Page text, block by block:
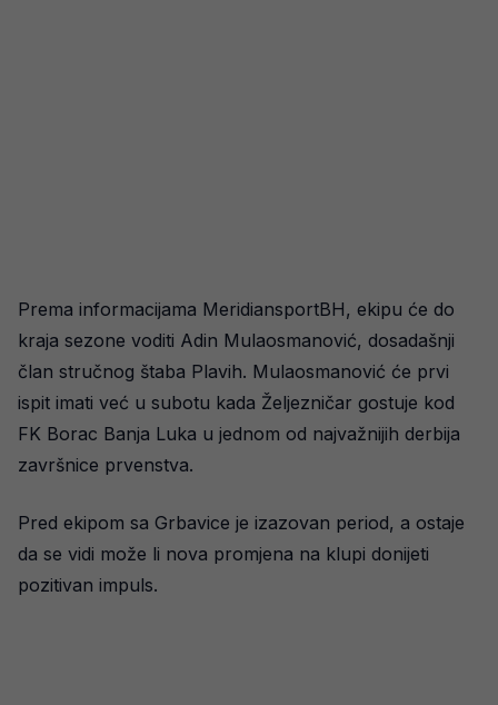
Prema informacijama MeridiansportBH, ekipu će do
kraja sezone voditi Adin Mulaosmanović, dosadašnji
član stručnog štaba Plavih. Mulaosmanović će prvi
ispit imati već u subotu kada Željezničar gostuje kod
FK Borac Banja Luka u jednom od najvažnijih derbija
završnice prvenstva.
Pred ekipom sa Grbavice je izazovan period, a ostaje
da se vidi može li nova promjena na klupi donijeti
pozitivan impuls.